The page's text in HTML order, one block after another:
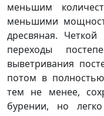
меньшим
меньшими
дресвяная.
переходы
выветривания
потом в
тем не менее,
бурении, но